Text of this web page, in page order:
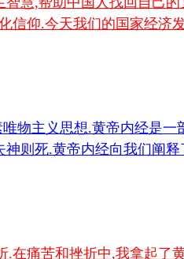
信仰.今天我们的国家经济
物主义思想.黄帝内经是一
则死.黄帝内经向我们阐释
.在痛苦和挫折中,我拿起了